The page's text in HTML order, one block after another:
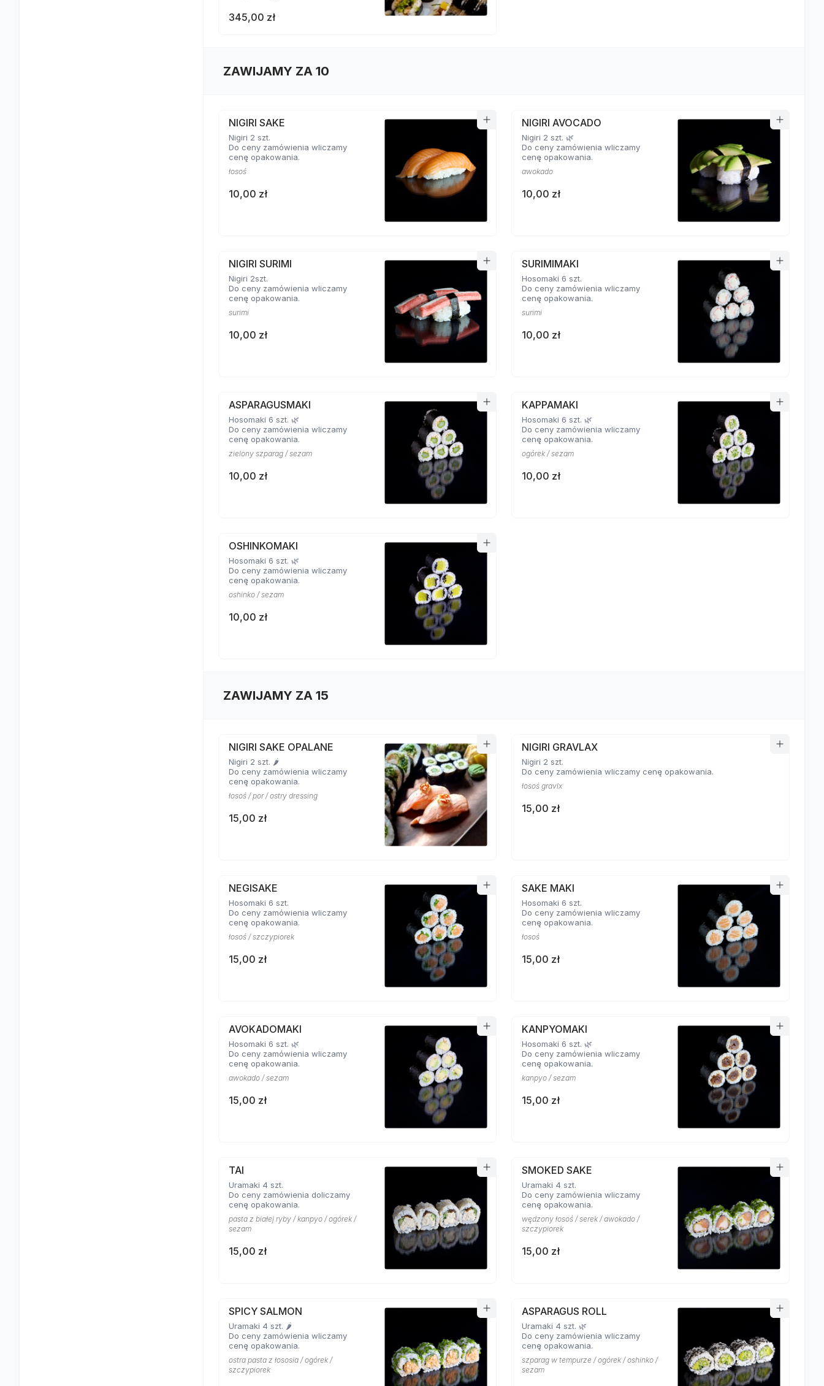
345,00 zł
ZAWIJAMY ZA 10
NIGIRI SAKE
Nigiri 2 szt.
Do ceny zamówienia wliczamy
cenę opakowania.
łosoś
10,00 zł
NIGIRI AVOCADO
Nigiri 2 szt. 🌿
Do ceny zamówienia wliczamy
cenę opakowania.
awokado
10,00 zł
NIGIRI SURIMI
Nigiri 2szt.
Do ceny zamówienia wliczamy
cenę opakowania.
surimi
10,00 zł
SURIMIMAKI
Hosomaki 6 szt.
Do ceny zamówienia wliczamy
cenę opakowania.
surimi
10,00 zł
ASPARAGUSMAKI
Hosomaki 6 szt. 🌿
Do ceny zamówienia wliczamy
cenę opakowania.
zielony szparag / sezam
10,00 zł
KAPPAMAKI
Hosomaki 6 szt. 🌿
Do ceny zamówienia wliczamy
cenę opakowania.
ogórek / sezam
10,00 zł
OSHINKOMAKI
Hosomaki 6 szt. 🌿
Do ceny zamówienia wliczamy
cenę opakowania.
oshinko / sezam
10,00 zł
ZAWIJAMY ZA 15
NIGIRI SAKE OPALANE
Nigiri 2 szt. 🌶️
Do ceny zamówienia wliczamy
cenę opakowania.
łosoś / por / ostry dressing
15,00 zł
NIGIRI GRAVLAX
Nigiri 2 szt.
Do ceny zamówienia wliczamy cenę opakowania.
łosoś gravlx
15,00 zł
NEGISAKE
Hosomaki 6 szt.
Do ceny zamówienia wliczamy
cenę opakowania.
łosoś / szczypiorek
15,00 zł
SAKE MAKI
Hosomaki 6 szt.
Do ceny zamówienia wliczamy
cenę opakowania.
łosoś
15,00 zł
AVOKADOMAKI
Hosomaki 6 szt. 🌿
Do ceny zamówienia wliczamy
cenę opakowania.
awokado / sezam
15,00 zł
KANPYOMAKI
Hosomaki 6 szt. 🌿
Do ceny zamówienia wliczamy
cenę opakowania.
kanpyo / sezam
15,00 zł
TAI
Uramaki 4 szt.
Do ceny zamówienia doliczamy
cenę opakowania.
pasta z białej ryby / kanpyo / ogórek /
sezam
15,00 zł
SMOKED SAKE
Uramaki 4 szt.
Do ceny zamówienia wliczamy
cenę opakowania.
wędzony łosoś / serek / awokado /
szczypiorek
15,00 zł
SPICY SALMON
Uramaki 4 szt. 🌶️
Do ceny zamówienia wliczamy
cenę opakowania.
ostra pasta z łososia / ogórek /
szczypiorek
ASPARAGUS ROLL
Uramaki 4 szt. 🌿
Do ceny zamówienia wliczamy
cenę opakowania.
szparag w tempurze / ogórek / oshinko /
sezam